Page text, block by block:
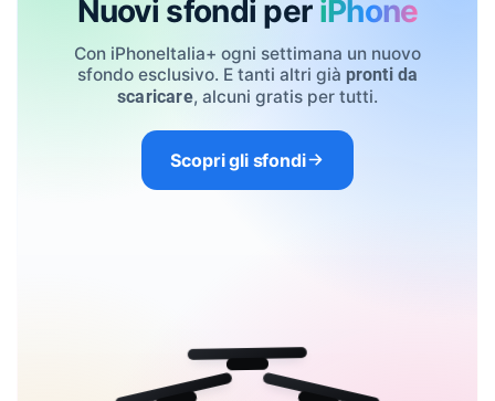
Nuovi sfondi per iPhone
Con iPhoneItalia+ ogni settimana un nuovo
sfondo esclusivo. E tanti altri già pronti da
scaricare, alcuni gratis per tutti.
Scopri gli sfondi